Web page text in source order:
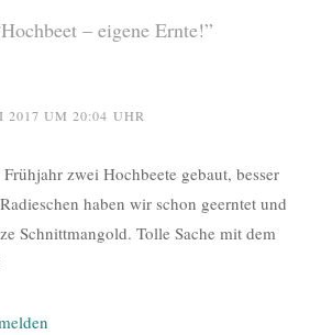
Hochbeet – eigene Ernte!”
2017 UM 20:04 UHR
zwei Hochbeete gebaut, besser
haben wir schon geerntet und
Schnittmangold. Tolle Sache mit dem